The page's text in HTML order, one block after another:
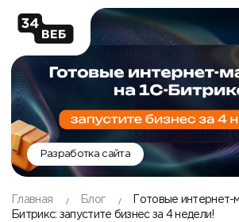
Разработка сайта
Главная Блог
Готовые интернет-
Битрикс: запустите бизнес за 4 недели!